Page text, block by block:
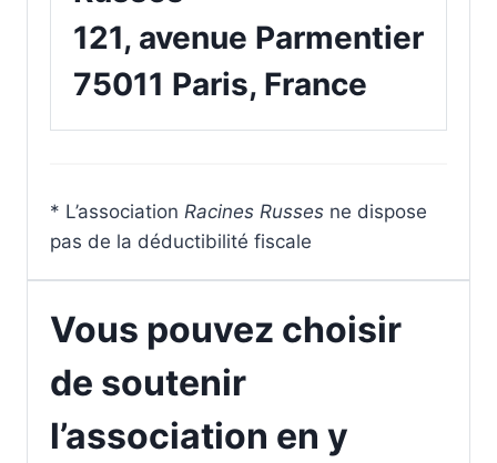
121, avenue Parmentier
75011 Paris, France
* L’association Racines Russes ne dispose
pas de la déductibilité fiscale
Vous pouvez choisir
de soutenir
l’association en y